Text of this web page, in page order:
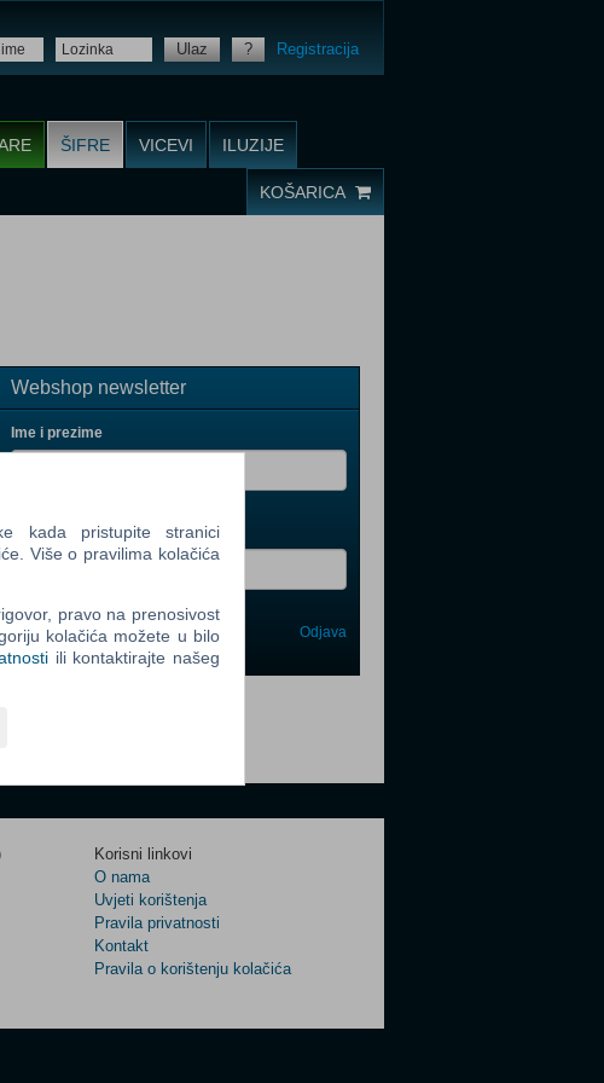
Ulaz ? Registracija
ŠIFRE VICEVI ILUZIJE
KOŠARICA
Webshop newsletter
Ime i prezime
Vaš email
Control
Field
Field
Newsletter
Prijavi me Odjava
Korisni linkovi
O nama
Uvjeti korištenja
Pravila privatnosti
Kontakt
Pravila o korištenju kolačića
kada pristupite stranici
Više o pravilima kolačića
pravo na prenosivost
kolačića možete u bilo
ili kontaktirajte našeg